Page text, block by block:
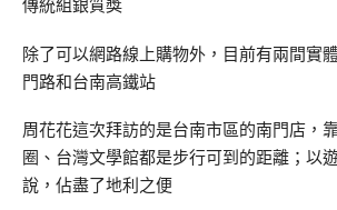
除了可以網路線上購物外，目前有兩間實
門路和台南高鐵站
周花花這次拜訪的是台南市區的南門店，
圈、台灣文學館都是步行可到的距離；以
說，佔盡了地利之便